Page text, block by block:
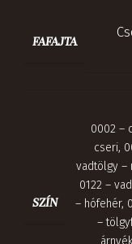
FAFAJTA
SZÍN
0002 –
cseri,
vadtölgy –
0122 –
– hófehér,
–